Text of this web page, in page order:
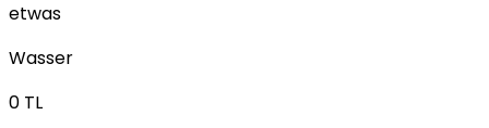
etwas
Wasser
0 TL